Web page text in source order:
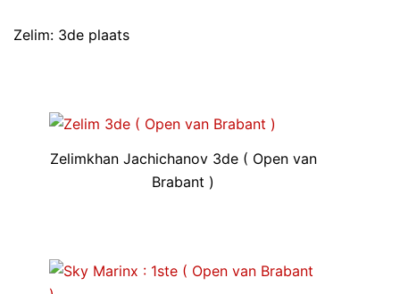
Zelim: 3de plaats
Zelimkhan Jachichanov 3de ( Open van
Brabant )